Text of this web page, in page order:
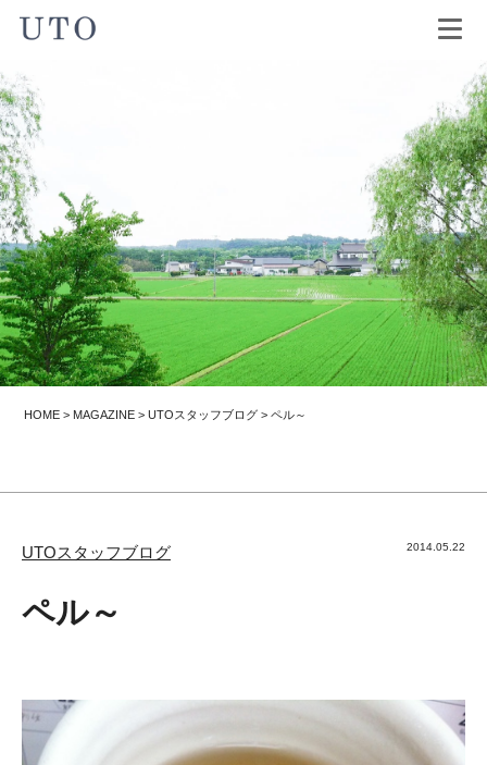
HOME > MAGAZINE >UTOスタッフブログ >ペル～
2014.05.22
UTOスタッフブログ
ペル～